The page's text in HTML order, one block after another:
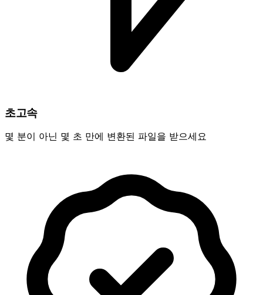
초고속
몇 분이 아닌 몇 초 만에 변환된 파일을 받으세요